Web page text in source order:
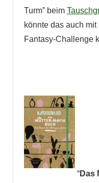
Turm” beim
könnte das auch
Fantasy-Challenge
“Das